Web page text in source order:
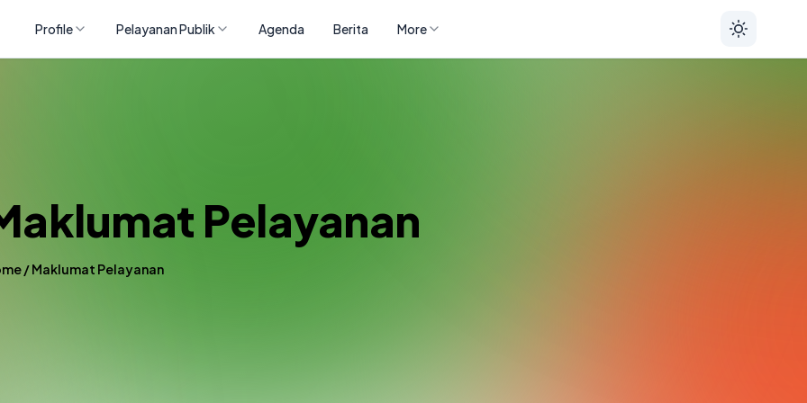
Profile Pelayanan Publik Agenda Berita More
Pelayanan
/Maklumat Pelayanan